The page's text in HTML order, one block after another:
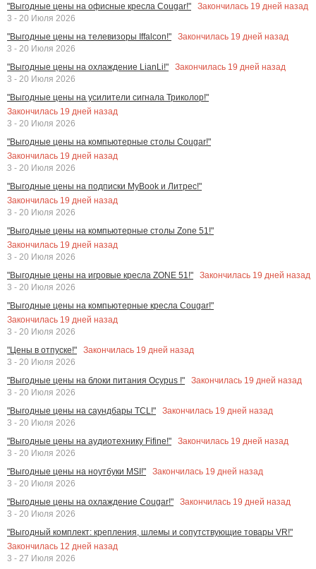
"Выгодные цены на офисные кресла Cougar!" Закончилась 19 дней назад
3 - 20 Июля 2026
"Выгодные цены на телевизоры Iffalcon!"
Закончилась 19 дней назад
3 - 20 Июля 2026
"Выгодные цены на охлаждение LianLi!"
Закончилась 19 дней назад
3 - 20 Июля 2026
"Выгодные цены на усилители сигнала Триколор!"
Закончилась 19 дней назад
3 - 20 Июля 2026
"Выгодные цены на компьютерные столы Cougar!"
Закончилась 19 дней назад
3 - 20 Июля 2026
"Выгодные цены на подписки MyBook и Литрес!"
Закончилась 19 дней назад
3 - 20 Июля 2026
"Выгодные цены на компьютерные столы Zone 51!"
Закончилась 19 дней назад
3 - 20 Июля 2026
"Выгодные цены на игровые кресла ZONE 51!"
Закончилась 19 дней назад
3 - 20 Июля 2026
"Выгодные цены на компьютерные кресла Cougar!"
Закончилась 19 дней назад
3 - 20 Июля 2026
"Цены в отпуске!"
Закончилась 19 дней назад
3 - 20 Июля 2026
"Выгодные цены на блоки питания Ocypus !"
Закончилась 19 дней назад
3 - 20 Июля 2026
"Выгодные цены на саундбары TCL!"
Закончилась 19 дней назад
3 - 20 Июля 2026
"Выгодные цены на аудиотехнику Fifine!"
Закончилась 19 дней назад
3 - 20 Июля 2026
"Выгодные цены на ноутбуки MSI!"
Закончилась 19 дней назад
3 - 20 Июля 2026
"Выгодные цены на охлаждение Cougar!"
Закончилась 19 дней назад
3 - 20 Июля 2026
"Выгодный комплект: крепления, шлемы и сопутствующие товары VR!"
Закончилась 12 дней назад
3 - 27 Июля 2026